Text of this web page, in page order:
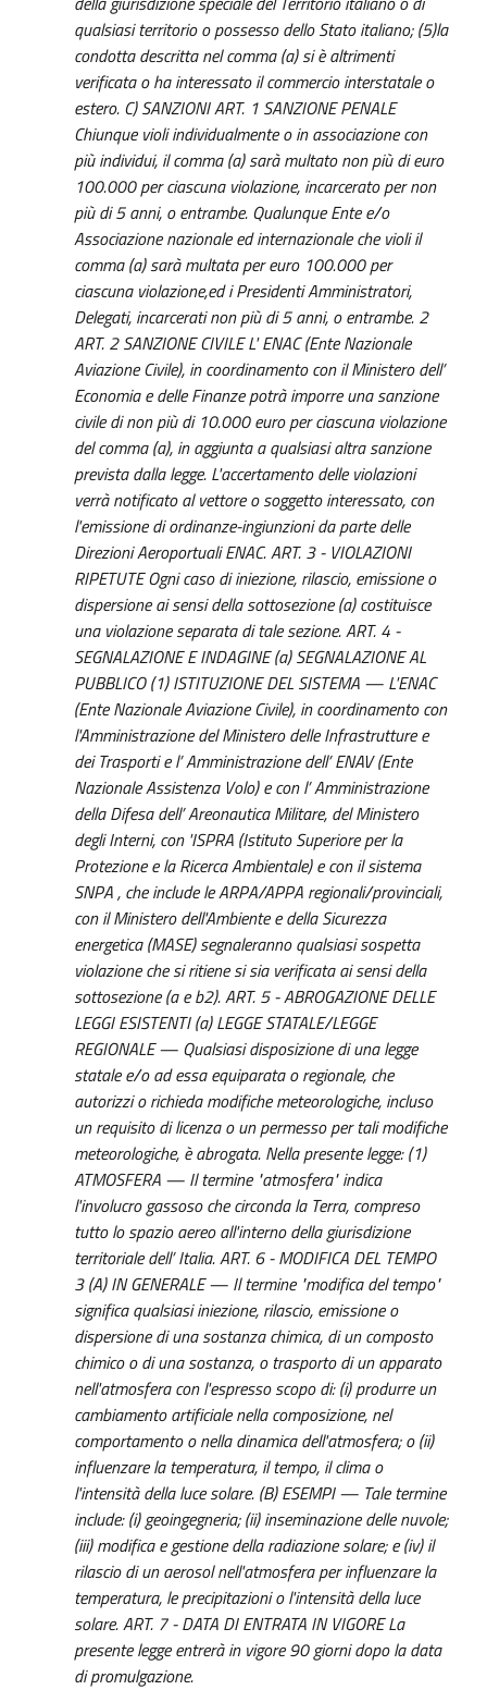
qualsiasi territorio o possesso dello Stato italiano; (5)la
condotta descritta nel comma (a) si è altrimenti
verificata o ha interessato il commercio interstatale o
estero. C) SANZIONI ART. 1 SANZIONE PENALE
Chiunque violi individualmente o in associazione con
più individui, il comma (a) sarà multato non più di euro
100.000 per ciascuna violazione, incarcerato per non
più di 5 anni, o entrambe. Qualunque Ente e/o
Associazione nazionale ed internazionale che violi il
comma (a) sarà multata per euro 100.000 per
ciascuna violazione,ed i Presidenti Amministratori,
Delegati, incarcerati non più di 5 anni, o entrambe. 2
ART. 2 SANZIONE CIVILE L' ENAC (Ente Nazionale
Aviazione Civile), in coordinamento con il Ministero dell’
Economia e delle Finanze potrà imporre una sanzione
civile di non più di 10.000 euro per ciascuna violazione
del comma (a), in aggiunta a qualsiasi altra sanzione
prevista dalla legge. L'accertamento delle violazioni
verrà notificato al vettore o soggetto interessato, con
l'emissione di ordinanze-ingiunzioni da parte delle
Direzioni Aeroportuali ENAC. ART. 3 - VIOLAZIONI
RIPETUTE Ogni caso di iniezione, rilascio, emissione o
dispersione ai sensi della sottosezione (a) costituisce
una violazione separata di tale sezione. ART. 4 -
SEGNALAZIONE E INDAGINE (a) SEGNALAZIONE AL
PUBBLICO (1) ISTITUZIONE DEL SISTEMA — L'ENAC
(Ente Nazionale Aviazione Civile), in coordinamento con
l'Amministrazione del Ministero delle Infrastrutture e
dei Trasporti e l’ Amministrazione dell’ ENAV (Ente
Nazionale Assistenza Volo) e con l’ Amministrazione
della Difesa dell’ Areonautica Militare, del Ministero
degli Interni, con 'ISPRA (Istituto Superiore per la
Protezione e la Ricerca Ambientale) e con il sistema
SNPA , che include le ARPA/APPA regionali/provinciali,
con il Ministero dell'Ambiente e della Sicurezza
energetica (MASE) segnaleranno qualsiasi sospetta
violazione che si ritiene si sia verificata ai sensi della
sottosezione (a e b2). ART. 5 - ABROGAZIONE DELLE
LEGGI ESISTENTI (a) LEGGE STATALE/LEGGE
REGIONALE — Qualsiasi disposizione di una legge
statale e/o ad essa equiparata o regionale, che
autorizzi o richieda modifiche meteorologiche, incluso
un requisito di licenza o un permesso per tali modifiche
meteorologiche, è abrogata. Nella presente legge: (1)
ATMOSFERA — Il termine "atmosfera" indica
l'involucro gassoso che circonda la Terra, compreso
tutto lo spazio aereo all'interno della giurisdizione
territoriale dell’ Italia. ART. 6 - MODIFICA DEL TEMPO
3 (A) IN GENERALE — Il termine "modifica del tempo"
significa qualsiasi iniezione, rilascio, emissione o
dispersione di una sostanza chimica, di un composto
chimico o di una sostanza, o trasporto di un apparato
nell'atmosfera con l'espresso scopo di: (i) produrre un
cambiamento artificiale nella composizione, nel
comportamento o nella dinamica dell'atmosfera; o (ii)
influenzare la temperatura, il tempo, il clima o
l'intensità della luce solare. (B) ESEMPI — Tale termine
include: (i) geoingegneria; (ii) inseminazione delle nuvole;
(iii) modifica e gestione della radiazione solare; e (iv) il
rilascio di un aerosol nell'atmosfera per influenzare la
temperatura, le precipitazioni o l'intensità della luce
solare. ART. 7 - DATA DI ENTRATA IN VIGORE La
presente legge entrerà in vigore 90 giorni dopo la data
di promulgazione.